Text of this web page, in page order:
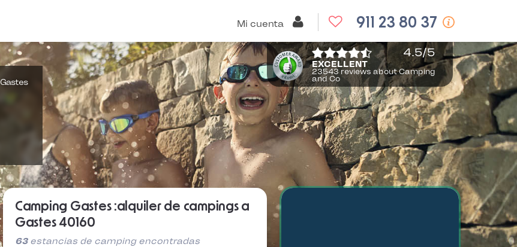
Mi cuenta 911 23 80 37
EXCELLENT
4.5/5
23543 reviews about Camping
and Co
Gastes
Camping Gastes :alquiler de campings a
Gastes 40160
63estancias de camping encontradas